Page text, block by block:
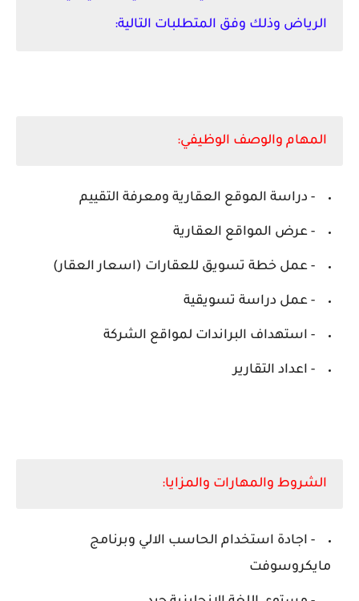
الرياض وذلك وفق المتطلبات التالية:
المهام والوصف الوظيفي:
- دراسة الموقع العقارية ومعرفة التقييم
- عرض المواقع العقارية
- عمل خطة تسويق للعقارات (اسعار العقار)
- عمل دراسة تسويقية
- استهداف البراندات لمواقع الشركة
- اعداد التقارير
الشروط والمهارات والمزايا:
- اجادة استخدام الحاسب الالي وبرنامج
مايكروسوفت